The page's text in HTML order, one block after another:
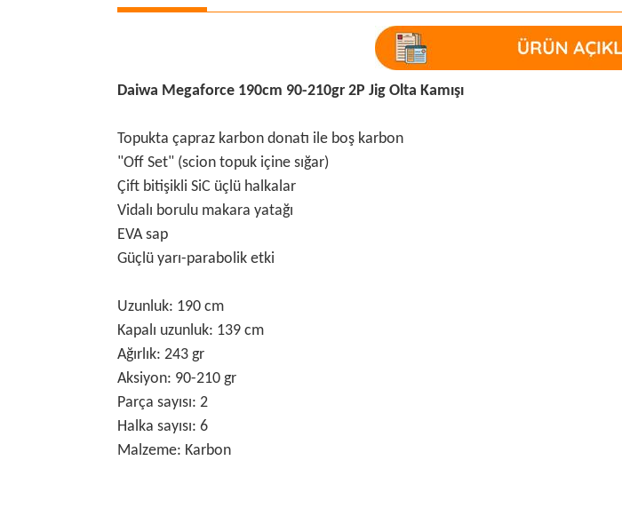
Daiwa Megaforce 190cm 90-210gr 2P Jig Olta Kamışı
Topukta çapraz karbon donatı ile boş karbon
"Off Set" (scion topuk içine sığar)
Çift bitişikli SiC üçlü halkalar
Vidalı borulu makara yatağı
EVA sap
Güçlü yarı-parabolik etki
Uzunluk: 190 cm
Kapalı uzunluk: 139 cm
Ağırlık: 243 gr
Aksiyon: 90-210 gr
Parça sayısı: 2
Halka sayısı: 6
Malzeme: Karbon